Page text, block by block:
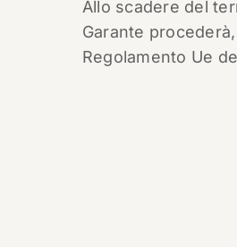
Allo scadere del
Garante
Regolamento Ue